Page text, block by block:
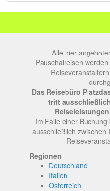
Alle hier
Pauschalreisen
Das Reisebüro
tritt
Im Falle einer
ausschließlich zwischen
Regionen
Deutschland
Italien
Österreich